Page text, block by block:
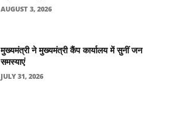
AUGUST 3, 2026
मुख्यमंत्री ने मुख्यमंत्री कैंप कार्यालय में सुनीं जन
समस्याएं
JULY 31, 2026